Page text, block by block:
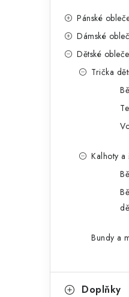
Pánské
Dámské
Dětské
Trička
Kalhoty a
Bundy a
Doplňky